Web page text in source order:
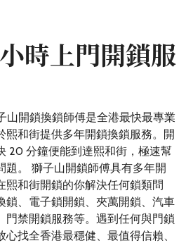
時上門開鎖服
山開鎖換鎖師傅是全港最快最專業
熙和街提供多年開鎖換鎖服務。開
20 分鐘便能到達熙和街，極速幫
題。 獅子山開鎖師傅具有多年開
熙和街開鎖的你解決任何鎖類問
鎖、電子鎖開鎖、夾萬開鎖、汽車
門禁開鎖服務等。遇到任何與門鎖
找全香港最穩健、最值得信賴、